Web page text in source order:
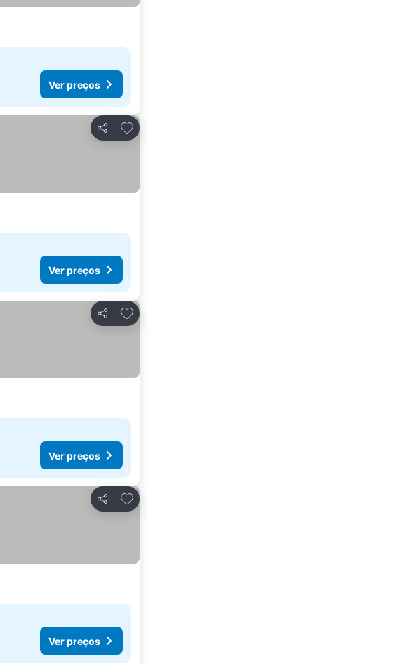
Ver preços
Partilhar
Adicionar aos favoritos
Ver preços
Partilhar
Adicionar aos favoritos
Ver preços
Partilhar
Adicionar aos favoritos
Ver preços